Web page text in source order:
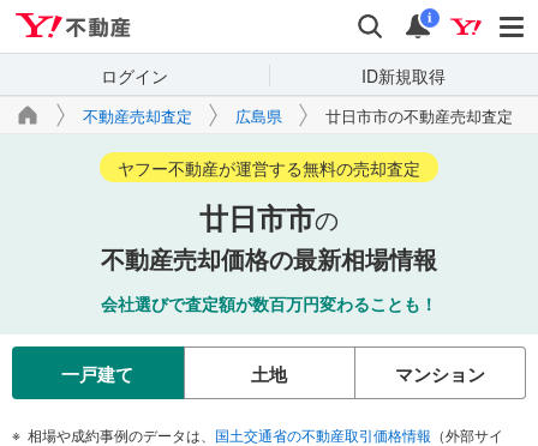
検索 通知
i
ログイン ID新規取得
不動産売却査定 広島県 廿日市市の不動産売却査定
ヤフー不動産が運営する無料の売却査定
廿日市市の
不動産売却価格の最新相場情報
会社選びで査定額が数百万円変わることも！
一戸建て 土地 マンション
相場や成約事例のデータは、 国土交通省の不動産取引価格情報 （外部サイ